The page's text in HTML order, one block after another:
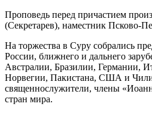
Проповедь перед причастием
(Секретарев), наместник Псково-
На торжества в Суру собрались
России, ближнего и дальнего
Австралии, Бразилии, Германии,
Норвегии, Пакистана, США и
священнослужители, члены
стран мира.